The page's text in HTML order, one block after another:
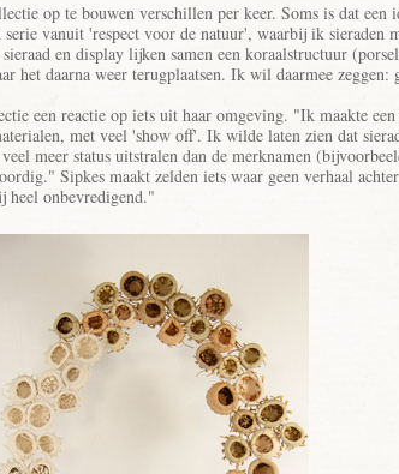
op te bouwen verschillen per keer. Soms is dat een
vanuit 'respect voor de natuur', waarbij ik sieraden
en display lijken samen een koraalstructuur
het daarna weer terugplaatsen. Ik wil daarmee zeggen:
een reactie op iets uit haar omgeving. "Ik maakte
met veel 'show off'. Ik wilde laten zien dat
meer status uitstralen dan de merknamen
Sipkes maakt zelden iets waar geen verhaal
heel onbevredigend."